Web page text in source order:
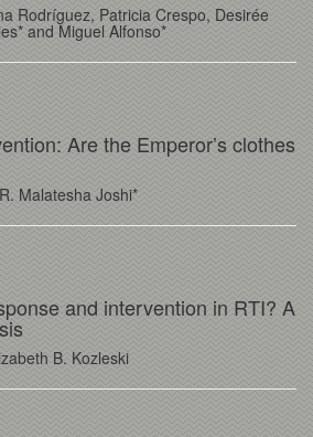
Rodríguez, Patricia Crespo, Desirée
and Miguel Alfonso*
Are the Emperor’s clothes
Malatesha Joshi*
and intervention in RTI? A
B. Kozleski